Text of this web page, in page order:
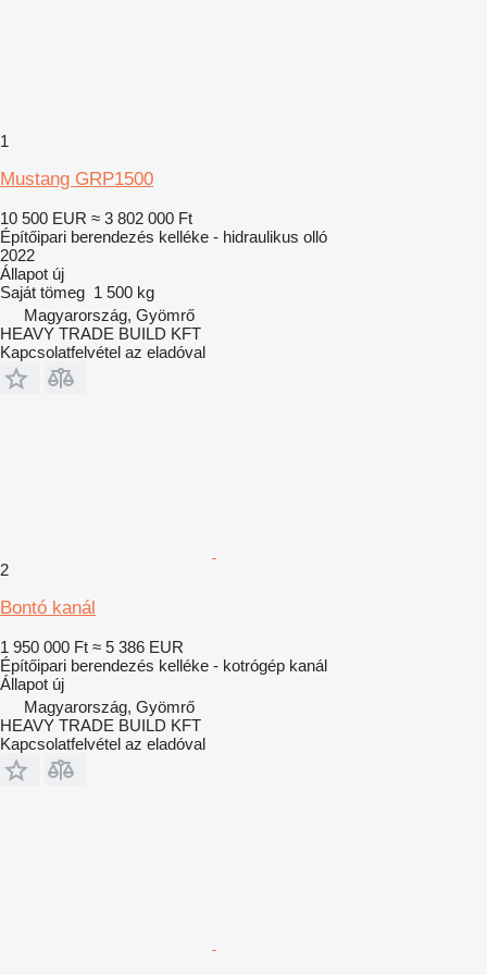
1
Mustang GRP1500
10 500 EUR ≈ 3 802 000 Ft
Építőipari berendezés kelléke - hidraulikus olló
2022
Állapot új
Saját tömeg 1 500 kg
Magyarország, Gyömrő
HEAVY TRADE BUILD KFT
Kapcsolatfelvétel az eladóval
2
Bontó kanál
1 950 000 Ft ≈ 5 386 EUR
Építőipari berendezés kelléke - kotrógép kanál
Állapot új
Magyarország, Gyömrő
HEAVY TRADE BUILD KFT
Kapcsolatfelvétel az eladóval